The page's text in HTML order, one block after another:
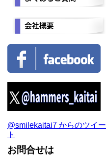
@smilekaitai7 からのツイー
ト
お問合せは